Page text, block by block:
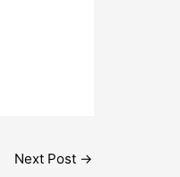
Next Post →